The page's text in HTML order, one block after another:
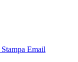
Stampa Email